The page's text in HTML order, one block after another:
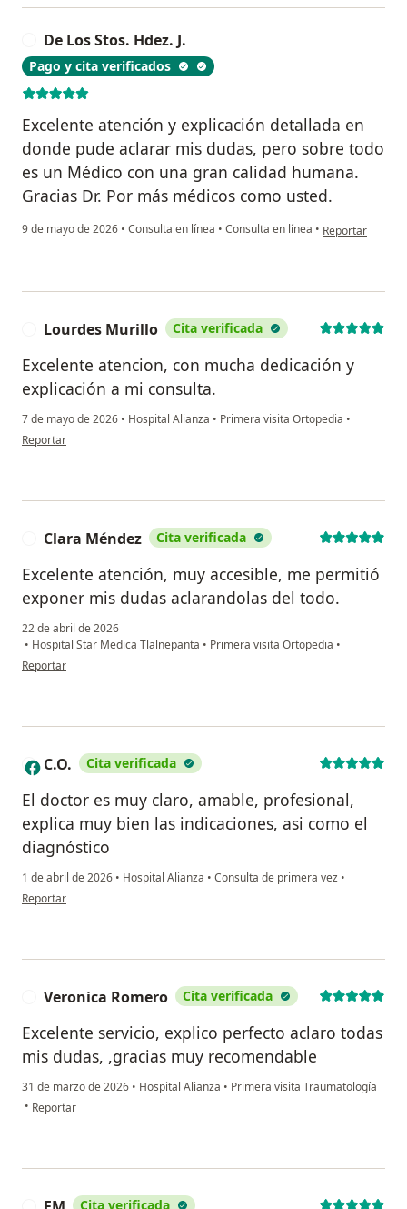
De Los Stos. Hdez. J.
Pago y cita verificados
Excelente atención y explicación detallada en
donde pude aclarar mis dudas, pero sobre todo
es un Médico con una gran calidad humana.
Gracias Dr. Por más médicos como usted.
9 de mayo de 2026 • Consulta en línea • Consulta en línea • en opinión del
Reportar
Lourdes Murillo Cita verificada
Excelente atencion, con mucha dedicación y
explicación a mi consulta.
7 de mayo de 2026 • Hospital Alianza • Primera visita Ortopedia •
en opinión del usuario Lourdes Murillo
Reportar
Clara Méndez Cita verificada
Excelente atención, muy accesible, me permitió
exponer mis dudas aclarandolas del todo.
22 de abril de 2026
• Hospital Star Medica Tlalnepanta • Primera visita Ortopedia •
en opinión del usuario Clara Méndez
Reportar
C C.O. Cita verificada
El doctor es muy claro, amable, profesional,
explica muy bien las indicaciones, asi como el
diagnóstico
1 de abril de 2026 • Hospital Alianza • Consulta de primera vez •
en opinión del usuario C.O.
Reportar
Veronica Romero Cita verificada
Excelente servicio, explico perfecto aclaro todas
mis dudas, ,gracias muy recomendable
31 de marzo de 2026 • Hospital Alianza • Primera visita Traumatología
• en opinión del usuario Veronica Romero
Reportar
Cita verificada